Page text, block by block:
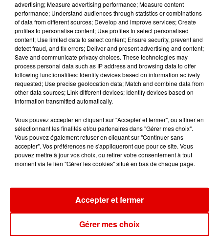
14h16
14h16
PEP'S
Liberta
14h13
14h13
KATSEYE
Gabriela
14h10
14h10
LUCENZO
Limencello
advertising; Measure advertising performance; Measure content
performance; Understand audiences through statistics or combinations
of data from different sources; Develop and improve services; Create
profiles to personalise content; Use profiles to select personalised
content; Use limited data to select content; Ensure security, prevent and
detect fraud, and fix errors; Deliver and present advertising and content;
Save and communicate privacy choices. These technologies may
process personal data such as IP address and browsing data to offer
following functionalities: Identify devices based on information actively
requested; Use precise geolocation data; Match and combine data from
other data sources; Link different devices; Identify devices based on
information transmitted automatically.
Vous pouvez accepter en cliquant sur "Accepter et fermer", ou affiner en
sélectionnant les finalités et/ou partenaires dans "Gérer mes choix".
Vous pouvez également refuser en cliquant sur "Continuer sans
accepter". Vos préférences ne s'appliqueront que pour ce site. Vous
pouvez mettre à jour vos choix, ou retirer votre consentement à tout
moment via le lien "Gérer les cookies" situé en bas de chaque page.
Gérer mes choix
Accepter et fermer